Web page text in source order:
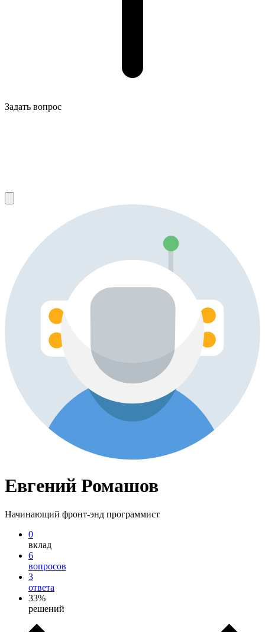
Задать вопрос
Евгений Ромашов
Начинающий фронт-энд программист
0
вклад
6
вопросов
3
ответа
33%
решений